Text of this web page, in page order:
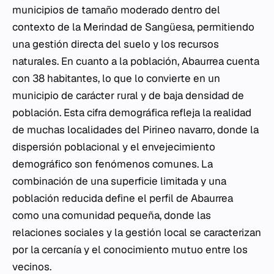
municipios de tamaño moderado dentro del
contexto de la Merindad de Sangüesa, permitiendo
una gestión directa del suelo y los recursos
naturales. En cuanto a la población, Abaurrea cuenta
con 38 habitantes, lo que lo convierte en un
municipio de carácter rural y de baja densidad de
población. Esta cifra demográfica refleja la realidad
de muchas localidades del Pirineo navarro, donde la
dispersión poblacional y el envejecimiento
demográfico son fenómenos comunes. La
combinación de una superficie limitada y una
población reducida define el perfil de Abaurrea
como una comunidad pequeña, donde las
relaciones sociales y la gestión local se caracterizan
por la cercanía y el conocimiento mutuo entre los
vecinos.